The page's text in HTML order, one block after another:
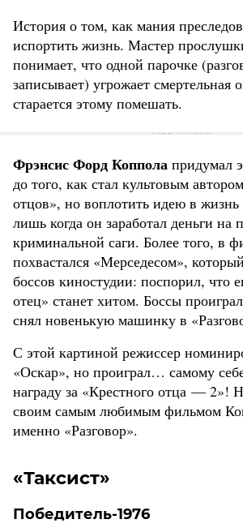
История о том, как мания
испортить жизнь. Мастер
понимает, что одной парочке
записывает) угрожает смертельная
старается этому помешать.
Фрэнсис Форд Коппола придумал
до того, как стал культовым
отцов», но воплотить идею в жизнь
лишь когда он заработал деньги на
криминальной саги. Более того, в
похвастался «Мерседесом»,
боссов киностудии: поспорил, что
отец» станет хитом. Боссы
снял новенькую машинку в
С этой картиной режиссер
«Оскар», но проиграл… самому
награду за «Крестного отца — 2»!
своим самым любимым фильмом
именно «Разговор».
«Таксист»
Победитель-1976